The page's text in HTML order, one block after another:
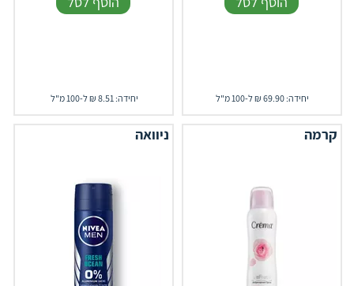
יחידה: 69.90 ₪ ל-100 מ"ל יחידה: 8.51 ₪ ל-100 מ"ל
קרמה ניוואה